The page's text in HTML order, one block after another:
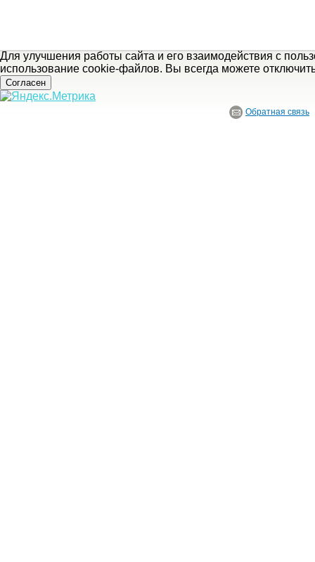
Для улучшения работы сайта и его взаимодействия с
использование cookie-файлов. Вы всегда можете
Согласен
Обратная связь